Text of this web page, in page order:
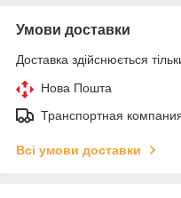
Умови доставки
Доставка здійснюється
Нова Пошта
Транспортная
Всі умови доставки